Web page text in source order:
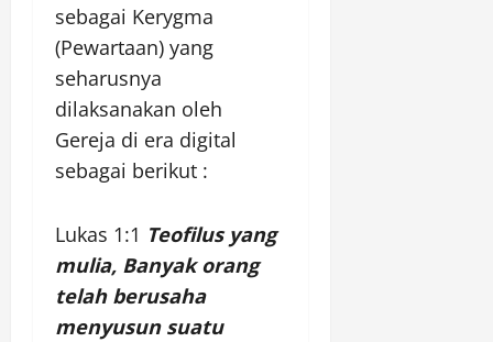
sebagai Kerygma
(Pewartaan) yang
seharusnya
dilaksanakan oleh
Gereja di era digital
sebagai berikut :
Lukas 1:1 Teofilus yang
mulia, Banyak orang
telah berusaha
menyusun suatu